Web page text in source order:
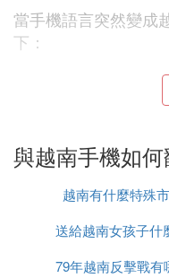
當手機語言突然變成
下：
首先進入手機設置，
在「語言和輸入法」
於語言列表中，選擇
若對中文選擇不明，
g Việt」，進入後選
與越南手機如
越南有什麼特殊
送給越南女孩子什
物
79年越南反擊戰有